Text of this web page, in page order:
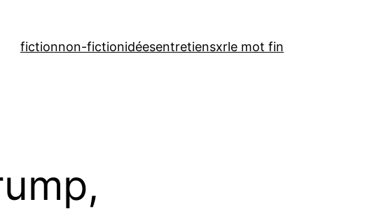
fictionnon-fictionidéesentretiensxrle mot fin